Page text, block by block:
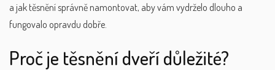
a jak těsnění správně namontovat, aby vám vydrželo dlouho a
fungovalo opravdu dobře.
Proč je těsnění dveří důležité?